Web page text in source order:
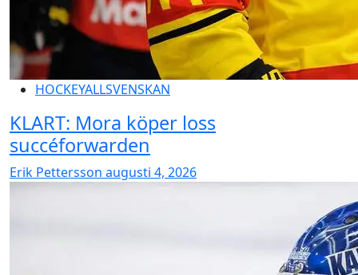
HOCKEYALLSVENSKAN
KLART: Mora köper loss
succéforwarden
Erik Pettersson augusti 4, 2026